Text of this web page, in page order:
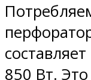
850 Вт. Это